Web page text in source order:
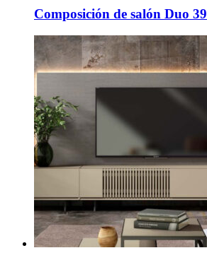
Composición de salón Duo 39